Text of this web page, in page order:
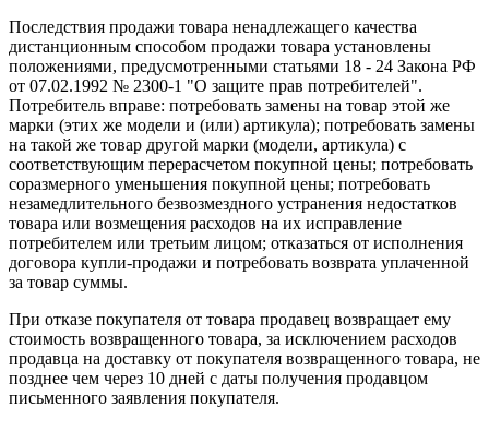
Последствия продажи товара ненадлежащего качества
дистанционным способом продажи товара установлены
положениями, предусмотренными статьями 18 - 24 Закона РФ
от 07.02.1992 № 2300-1 "О защите прав потребителей".
Потребитель вправе: потребовать замены на товар этой же
марки (этих же модели и (или) артикула); потребовать замены
на такой же товар другой марки (модели, артикула) с
соответствующим перерасчетом покупной цены; потребовать
соразмерного уменьшения покупной цены; потребовать
незамедлительного безвозмездного устранения недостатков
товара или возмещения расходов на их исправление
потребителем или третьим лицом; отказаться от исполнения
договора купли-продажи и потребовать возврата уплаченной
за товар суммы.
При отказе покупателя от товара продавец возвращает ему
стоимость возвращенного товара, за исключением расходов
продавца на доставку от покупателя возвращенного товара, не
позднее чем через 10 дней с даты получения продавцом
письменного заявления покупателя.